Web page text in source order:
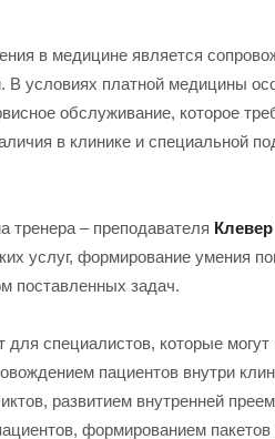
в медицине является
В условиях платной медицины
обслуживание, которое
в клинике и специальной
тренера – преподавателя
услуг, формирование умения
поставленных задач.
для специалистов, которые
пациентов внутри
развитием внутренней
формированием